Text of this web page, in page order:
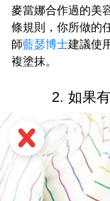
麥當娜合作過的美
條規則，你所做的
師藍瑟博士建議使
複塗抹。
2. 如果